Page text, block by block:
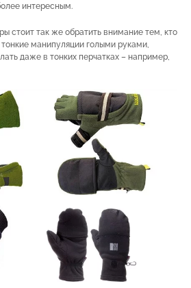
интересным.
стоит так же обратить внимание тем, кто
манипуляции голыми руками,
даже в тонких перчатках – например,